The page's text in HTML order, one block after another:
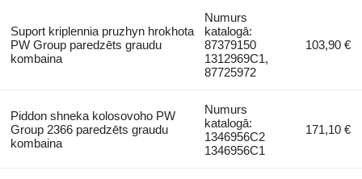
Suport kriplennia pruzhyn hrokhota
PW Group paredzēts graudu
kombaina
Numurs
katalogā:
87379150
1312969C1,
87725972
103,90 €
Piddon shneka kolosovoho PW
Group 2366 paredzēts graudu
kombaina
Numurs
katalogā:
1346956C2
1346956C1
171,10 €